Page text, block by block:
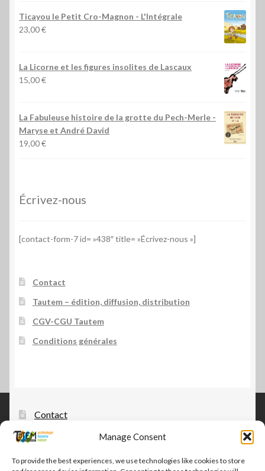
Manage Consent
To provide the best experiences, we use technologies like cookies to store
Ticayou le Petit Cro-Magnon - L'Intégrale
23,00€
La Licorne et les figures insolites de Lascaux
15,00€
La Fabuleuse histoire de la grotte du Pech-Merle -
Maryse et André David
19,00€
Écrivez-nous
[contact-form-7 id= »438″ title= »Écrivez-nous »]
Contact
Tautem – édition, diffusion, distribution
CGV-CGU Tautem
Conditions générales
Contact
Tautem – édition, diffusion, distribution
CGV-CGU Tautem